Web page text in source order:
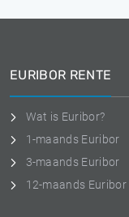
EURIBOR RENTE
Wat is Euribor?
1-maands Euribor
3-maands Euribor
12-maands Euribor